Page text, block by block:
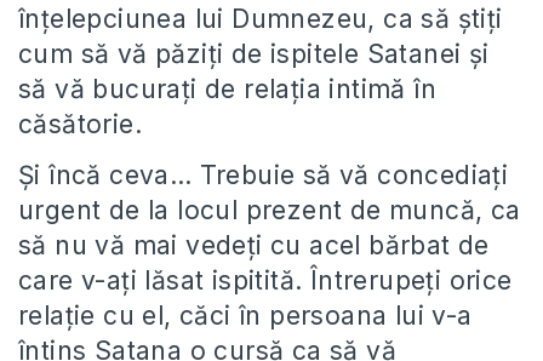
înțelepciunea lui Dumnezeu, ca să știți
cum să vă păziți de ispitele Satanei și
să vă bucurați de relația intimă în
căsătorie.
Și încă ceva… Trebuie să vă concediați
urgent de la locul prezent de muncă, ca
să nu vă mai vedeți cu acel bărbat de
care v-ați lăsat ispitită. Întrerupeți orice
relație cu el, căci în persoana lui v-a
întins Satana o cursă ca să vă